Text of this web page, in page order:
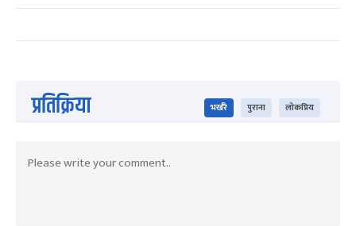
प्रतिक्रिया भर्खरै पुराना लोकप्रिय